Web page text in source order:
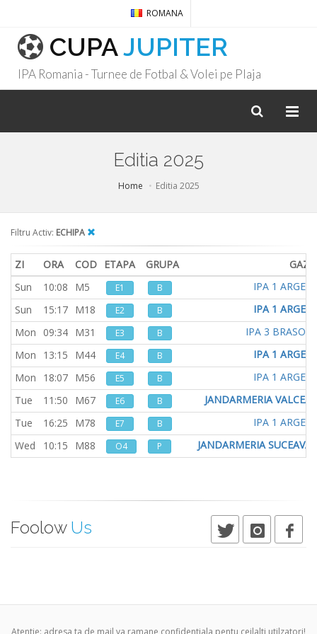
ROMANA
CUPAJUPITER
IPA Romania - Turnee de Fotbal & Volei pe Plaja
Editia 2025
Home Editia 2025
Filtru Activ: ECHIPA
ZI ORA COD ETAPA GRUPA
Sun
10:08 M5 E1 B
IPA 1 ARGES
Sun
15:17 M18 E2 B
IPA 1 ARGES
Mon
09:34 M31 E3 B
IPA 3 BRASOV
Mon
13:15 M44 E4 B
IPA 1 ARGES
Mon
18:07 M56 E5 B
IPA 1 ARGES
Tue
11:50 M67 E6 B
JANDARMERIA VALCEA
Tue
16:25 M78 E7 B
IPA 1 ARGES
Wed
10:15 M88 O4 P JANDARMERIA SUCEAVA
Foolow Us
Atentie: adresa ta de mail va ramane confidentiala pentu ceilalti utilzatori!